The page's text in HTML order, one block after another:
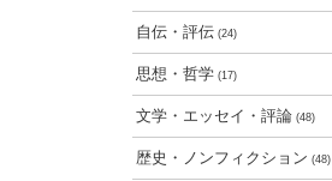
自伝・評伝 (24)
思想・哲学 (17)
文学・エッセイ・評論 (48)
歴史・ノンフィクション (48)